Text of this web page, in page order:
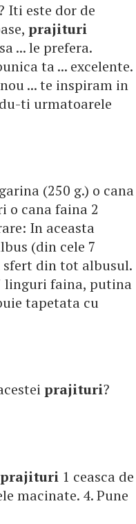
Iti este dor de
prajituri
... le prefera.
ta ... excelente.
... te inspiram in
ti urmatoarele
(250 g.) o cana
o cana faina 2
In aceasta
(din cele 7
din tot albusul.
linguri faina, putina
tapetata cu
prajituri?
prajituri 1 ceasca de
macinate. 4. Pune